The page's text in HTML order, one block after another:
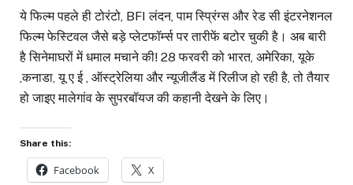
ये फिल्म पहले ही टोरंटो, BFI लंदन, पाम स्प्रिंग्स और रेड सी इंटरनेशनल
फिल्म फेस्टिवल जैसे बड़े प्लेटफॉर्म्स पर तारीफें बटोर चुकी है। अब बारी
है सिनेमाघरों में धमाल मचाने की! 28 फरवरी को भारत, अमेरिका, यूके
,कनाडा, यू ए ई , ऑस्ट्रेलिया और न्यूजीलैंड में रिलीज हो रही है, तो तैयार
हो जाइए मालेगांव के सुपरबॉयज की कहानी देखने के लिए।
Share this:
Facebook X